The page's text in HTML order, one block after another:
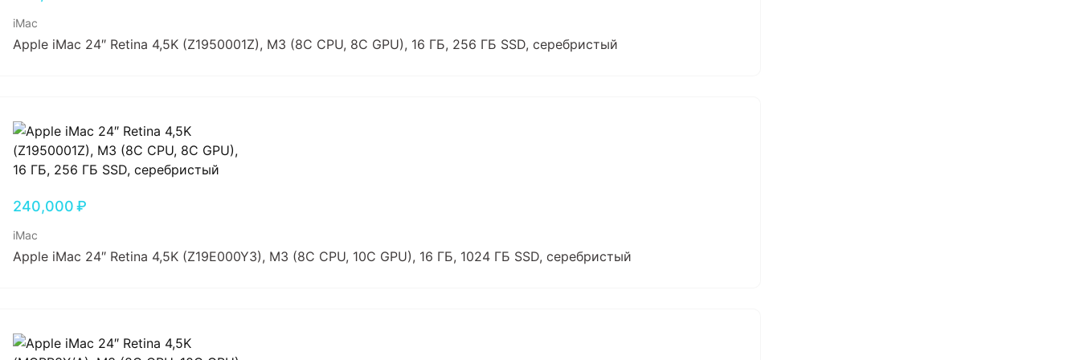
iMac
Apple iMac 24″ Retina 4,5K (Z1950001Z), M3 (8C CPU, 8C GPU), 16 ГБ, 256 ГБ SSD, серебристый
240,000₽
iMac
Apple iMac 24″ Retina 4,5K (Z19E000Y3), M3 (8C CPU, 10C GPU), 16 ГБ, 1024 ГБ SSD, серебристый